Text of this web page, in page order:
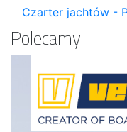
Czarter jachtów -
Polecamy